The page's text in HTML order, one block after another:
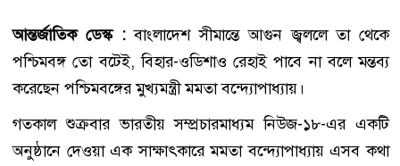
আন্তর্জাতিক ডেস্ক :বাংলাদেশ সীমান্তে আগুন জ্বললে তা থেকে
পশ্চিমবঙ্গ তো বটেই, বিহার-ওডিশাও রেহাই পাবে না বলে মন্তব্য
করেছেন পশ্চিমবঙ্গের মুখ্যমন্ত্রী মমতা বন্দ্যোপাধ্যায়।
গতকাল শুক্রবার ভারতীয় সম্প্রচারমাধ্যম নিউজ-১৮-এর একটি
অনুষ্ঠানে দেওয়া এক সাক্ষাৎকারে মমতা বন্দ্যোপাধ্যায় এসব কথা